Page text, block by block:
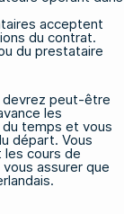
acceptent
du contrat.
du prestataire
devrez peut-être
les
temps et vous
départ. Vous
cours de
assurer que